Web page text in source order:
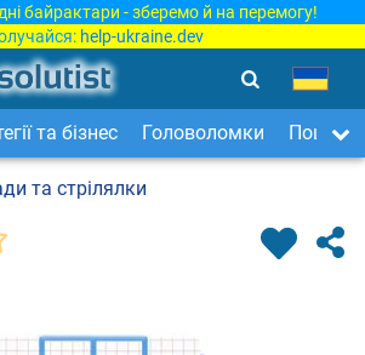
байрактари - зберемо й на перемогу!
help-ukraine.dev
та бізнес Головоломки Пошук
та стрілялки